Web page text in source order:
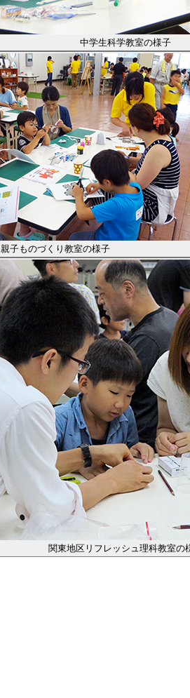
中学生科学教室の様子
親子ものづくり教室の様子
関東地区リフレッシュ理科教室の